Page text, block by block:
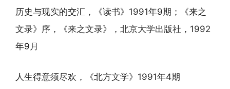
历史与现实的交汇，《读书》1991年9期；《来之
文录》序，《来之文录》，北京大学出版社，1992
年9月
人生得意须尽欢，《北方文学》1991年4期